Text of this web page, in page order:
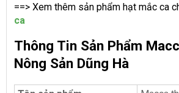
==> Xem thêm sản phẩm hạt mắc ca
ca
Thông Tin Sản Phẩm
Nông Sản Dũng Hà